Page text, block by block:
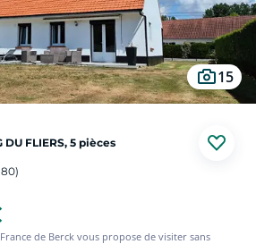
15
FLIERS, 5 pièces
de Berck vous propose de visiter sans